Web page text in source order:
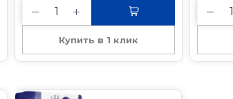
Купить в 1 клик